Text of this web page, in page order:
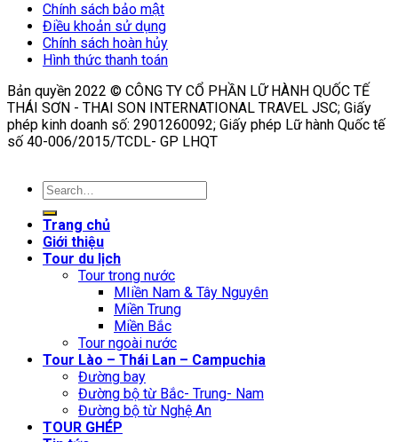
Chính sách bảo mật
Điều khoản sử dụng
Chính sách hoàn hủy
Hình thức thanh toán
Bản quyền 2022 © CÔNG TY CỔ PHẦN LỮ HÀNH QUỐC TẾ
THÁI SƠN - THAI SON INTERNATIONAL TRAVEL JSC; Giấy
phép kinh doanh số: 2901260092; Giấy phép Lữ hành Quốc tế
số 40-006/2015/TCDL- GP LHQT
Trang chủ
Giới thiệu
Tour du lịch
Tour trong nước
MIiền Nam & Tây Nguyên
Miền Trung
Miền Bắc
Tour ngoài nước
Tour Lào – Thái Lan – Campuchia
Đường bay
Đường bộ từ Bắc- Trung- Nam
Đường bộ từ Nghệ An
TOUR GHÉP